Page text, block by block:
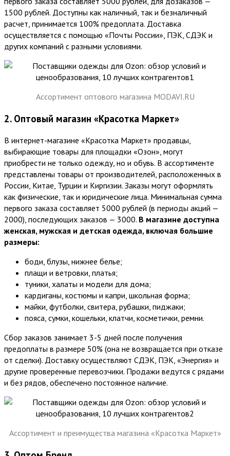
1500 рублей. Доступны как наличный, так и безналичный
расчет, принимается 100% предоплата. Доставка
осуществляется с помощью «Почты России», ПЭК, СДЭК и
других компаний с разными условиями.
Ассортимент оптового магазина MODAVI.RU
2. Оптовый магазин «Красотка Маркет»
В интернет-магазине «Красотка Маркет» продавцы,
выбирающие товары для площадки «Озон», могут
приобрести не только одежду, но и обувь. В ассортименте
представлены товары от производителей, расположенных в
России, Китае, Турции и Киргизии. Заказы могут оформлять
как физические, так и юридические лица. Минимальная сумма
первого заказа составляет 5000 рублей (в периоды акций —
2000), последующих заказов — 3000. В магазине доступна
женская, мужская и детская одежда, включая большие
размеры:
боди, блузы, нижнее белье;
плащи и ветровки, платья;
туники, халаты и модели для дома;
кардиганы, костюмы и капри, школьная форма;
майки, футболки, свитера, рубашки, пиджаки;
пояса, сумки, кошельки, клатчи, косметички, ремни.
Сбор заказов занимает 3-5 дней после получения
предоплаты в размере 50% (она не возвращается при отказе
от сделки). Доставку осуществляют СДЭК, ПЭК, «Энергия» и
другие проверенные перевозчики. Продажи ведутся с рядами
и без рядов, обеспечено постоянное наличие.
Ассортимент и преимущества магазина «Красотка Маркет»